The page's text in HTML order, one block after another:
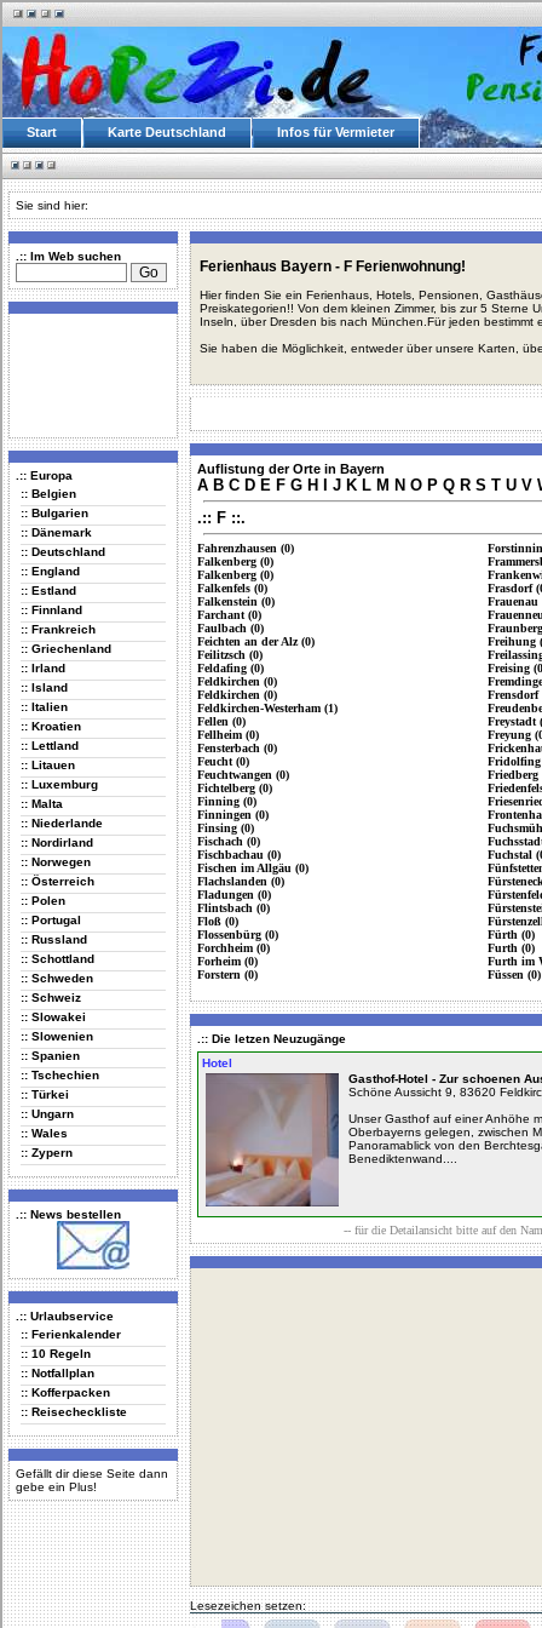
Start Karte Deutschland Infos für Vermieter
Sie sind hier:
.:: Im Web suchen
.:: Europa
:: Belgien
:: Bulgarien
:: Dänemark
:: Deutschland
:: England
:: Estland
:: Finnland
:: Frankreich
:: Griechenland
:: Irland
:: Island
:: Italien
:: Kroatien
:: Lettland
:: Litauen
:: Luxemburg
:: Malta
:: Niederlande
:: Nordirland
:: Norwegen
:: Österreich
:: Polen
:: Portugal
:: Russland
:: Schottland
:: Schweden
:: Schweiz
:: Slowakei
:: Slowenien
:: Spanien
:: Tschechien
:: Türkei
:: Ungarn
:: Wales
:: Zypern
.:: News bestellen
.:: Urlaubservice
:: Ferienkalender
:: 10 Regeln
:: Notfallplan
:: Kofferpacken
:: Reisecheckliste
Gefällt dir diese Seite dann
gebe ein Plus!
Ferienhaus Bayern - F Ferienwohnung!
Hier finden Sie ein Ferienhaus, Hotels, Pensionen,
Preiskategorien!! Von dem kleinen Zimmer, bis zur 5 Sterne
Inseln, über Dresden bis nach München.Für jeden bestimmt
Sie haben die Möglichkeit, entweder über unsere Karten,
Auflistung der Orte in Bayern
A B C D E F G H J K L M N O P Q R S T U V
.:: F ::.
Fahrenzhausen (0)
Falkenberg (0)
Falkenberg (0)
Falkenfels (0)
Falkenstein (0)
Farchant (0)
Faulbach (0)
Feichten an der Alz (0)
Feilitzsch (0)
Feldafing (0)
Feldkirchen (0)
Feldkirchen (0)
Feldkirchen-Westerham (1)
Fellen (0)
Fellheim (0)
Fensterbach (0)
Feucht (0)
Feuchtwangen (0)
Fichtelberg (0)
Finning (0)
Finningen (0)
Finsing (0)
Fischach (0)
Fischbachau (0)
Fischen im Allgäu (0)
Flachslanden (0)
Fladungen (0)
Flintsbach (0)
Floß (0)
Flossenbürg (0)
Forchheim (0)
Forheim (0)
Forstern (0)
Frasdorf
Frauenau
Freihung
Freising
Frensdorf
Freystadt
Freyung
Fridolfing
Friedberg
Fuchstal
Fürth (0)
Furth (0)
Furth im
Füssen (0)
.:: Die letzen Neuzugänge
Hotel
Gasthof-Hotel - Zur schoenen
Schöne Aussicht 9, 83620
Unser Gasthof auf einer Anhöhe
Oberbayerns gelegen, zwischen
Panoramablick von den
Benediktenwand....
-- für die Detailansicht bitte auf den
Lesezeichen setzen: